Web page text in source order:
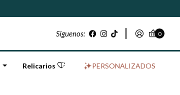
Síguenos: 0
Relicarios PERSONALIZADOS